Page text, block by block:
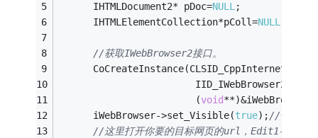
      IHTMLDocument2* pDoc=
NULL;
      IHTMLElementCollection*pColl=
NULL
//获取IWebBrowser2接口。
                        IID_IWebBrowser2,
                        (
void
      iWebBrowser->set_Visible(
true);//使程序
//这里打开你要的目标网页的url，Edit1->Text